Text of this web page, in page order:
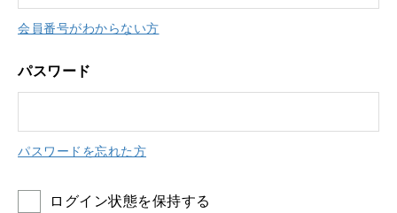
会員番号がわからない方
パスワード
パスワードを忘れた方
ログイン状態を保持する